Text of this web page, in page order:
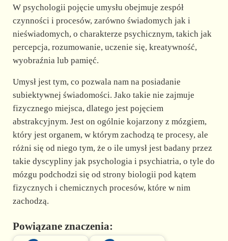
W psychologii pojęcie umysłu obejmuje zespół
czynności i procesów, zarówno świadomych jak i
nieświadomych, o charakterze psychicznym, takich jak
percepcja, rozumowanie, uczenie się, kreatywność,
wyobraźnia lub pamięć.
Umysł jest tym, co pozwala nam na posiadanie
subiektywnej świadomości. Jako takie nie zajmuje
fizycznego miejsca, dlatego jest pojęciem
abstrakcyjnym. Jest on ogólnie kojarzony z mózgiem,
który jest organem, w którym zachodzą te procesy, ale
różni się od niego tym, że o ile umysł jest badany przez
takie dyscypliny jak psychologia i psychiatria, o tyle do
mózgu podchodzi się od strony biologii pod kątem
fizycznych i chemicznych procesów, które w nim
zachodzą.
Powiązane znaczenia: